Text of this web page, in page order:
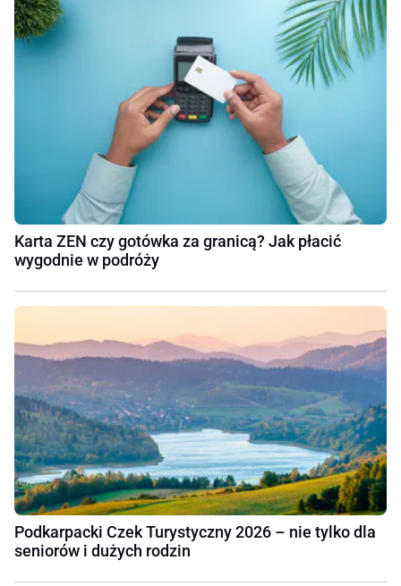
Karta ZEN czy gotówka za granicą? Jak płacić
wygodnie w podróży
Podkarpacki Czek Turystyczny 2026 – nie tylko dla
seniorów i dużych rodzin